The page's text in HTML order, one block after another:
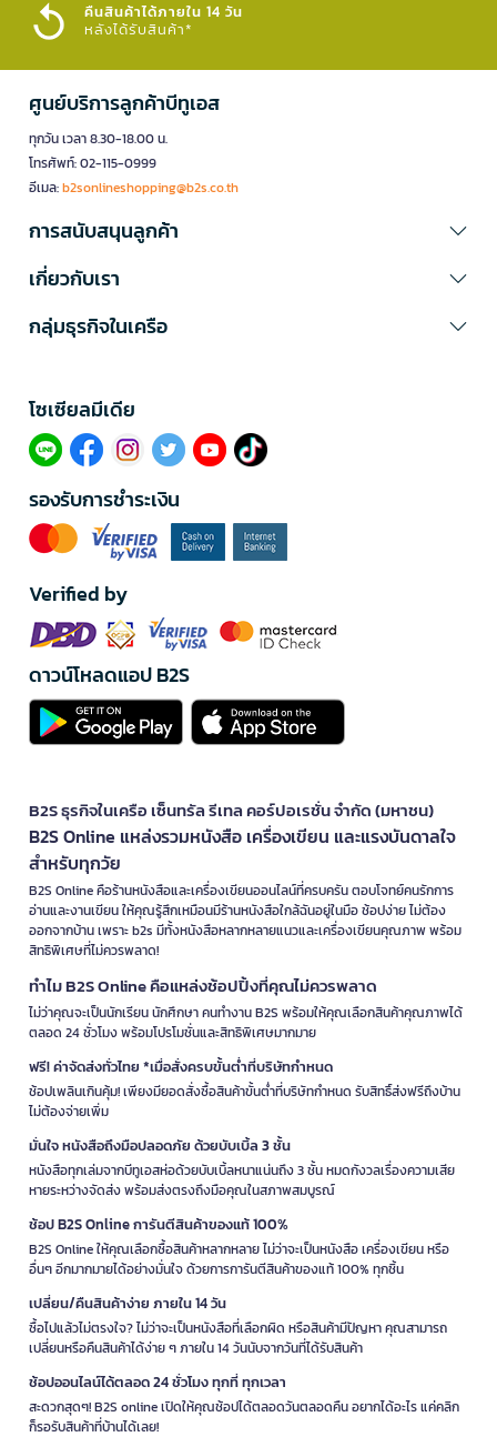
คืนสินค้าได้ภายใน 14 วัน
หลังได้รับสินค้า*
ศูนย์บริการลูกค้าบีทูเอส
ทุกวัน เวลา 8.30-18.00 น.
โทรศัพท์: 02-115-0999
อีเมล:b2sonlineshopping@b2s.co.th
การสนับสนุนลูกค้า
เกี่ยวกับเรา
กลุ่มธุรกิจในเครือ
โซเซียลมีเดีย​
รองรับการชำระเงิน
Verified by
ดาวน์โหลดแอป B2S
B2S ธุรกิจในเครือ เซ็นทรัล รีเทล คอร์ปอเรชั่น จำกัด (มหาชน)
B2S Online แหล่งรวมหนังสือ เครื่องเขียน และแรงบันดาลใจ
สำหรับทุกวัย
B2S Online คือร้านหนังสือและเครื่องเขียนออนไลน์ที่ครบครัน ตอบโจทย์คนรักการ
อ่านและงานเขียน ให้คุณรู้สึกเหมือนมีร้านหนังสือใกล้ฉันอยู่ในมือ ช้อปง่าย ไม่ต้อง
ออกจากบ้าน เพราะ b2s มีทั้งหนังสือหลากหลายแนวและเครื่องเขียนคุณภาพ พร้อม
สิทธิพิเศษที่ไม่ควรพลาด!
ทำไม B2S Online คือแหล่งช้อปปิ้งที่คุณไม่ควรพลาด
ไม่ว่าคุณจะเป็นนักเรียน นักศึกษา คนทำงาน B2S พร้อมให้คุณเลือกสินค้าคุณภาพได้
ตลอด 24 ชั่วโมง พร้อมโปรโมชั่นและสิทธิพิเศษมากมาย
ฟรี! ค่าจัดส่งทั่วไทย *เมื่อสั่งครบขั้นต่ำที่บริษัทกำหนด
ช้อปเพลินเกินคุ้ม! เพียงมียอดสั่งซื้อสินค้าขั้นต่ำที่บริษัทกำหนด รับสิทธิ์ส่งฟรีถึงบ้าน
ไม่ต้องจ่ายเพิ่ม
มั่นใจ หนังสือถึงมือปลอดภัย ด้วยบับเบิ้ล 3 ชั้น
หนังสือทุกเล่มจากบีทูเอสห่อด้วยบับเบิ้ลหนาแน่นถึง 3 ชั้น หมดกังวลเรื่องความเสีย
หายระหว่างจัดส่ง พร้อมส่งตรงถึงมือคุณในสภาพสมบูรณ์
ช้อป B2S Online การันตีสินค้าของแท้ 100%
B2S Online ให้คุณเลือกซื้อสินค้าหลากหลาย ไม่ว่าจะเป็นหนังสือ เครื่องเขียน หรือ
อื่นๆ อีกมากมายได้อย่างมั่นใจ ด้วยการการันตีสินค้าของแท้ 100% ทุกชิ้น
เปลี่ยน/คืนสินค้าง่าย ภายใน 14 วัน
ซื้อไปแล้วไม่ตรงใจ? ไม่ว่าจะเป็นหนังสือที่เลือกผิด หรือสินค้ามีปัญหา คุณสามารถ
เปลี่ยนหรือคืนสินค้าได้ง่าย ๆ ภายใน 14 วันนับจากวันที่ได้รับสินค้า
ช้อปออนไลน์ได้ตลอด 24 ชั่วโมง ทุกที่ ทุกเวลา
สะดวกสุดๆ! B2S online เปิดให้คุณช้อปได้ตลอดวันตลอดคืน อยากได้อะไร แค่คลิก
ก็รอรับสินค้าที่บ้านได้เลย!